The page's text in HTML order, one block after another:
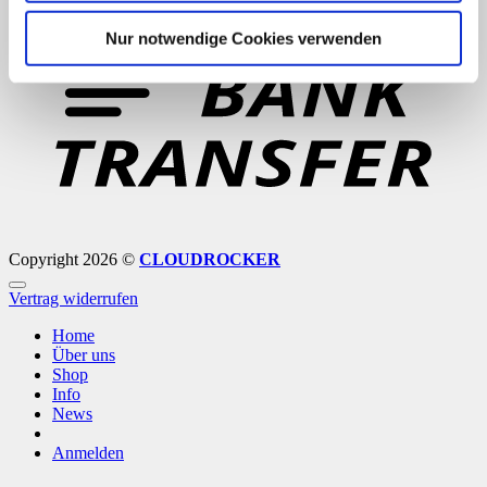
Nur notwendige Cookies verwenden
Copyright 2026 © CLOUDROCKER
Vertrag widerrufen
Home
Über uns
Shop
Info
News
Anmelden